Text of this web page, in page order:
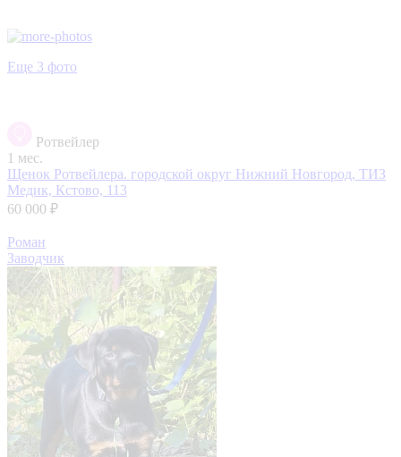
Еще 3 фото
Ротвейлер
1 мес.
Щенок Ротвейлера. городской округ Нижний Новгород, ТИЗ
Медик, Кстово, 113
60 000 ₽
Роман
Заводчик